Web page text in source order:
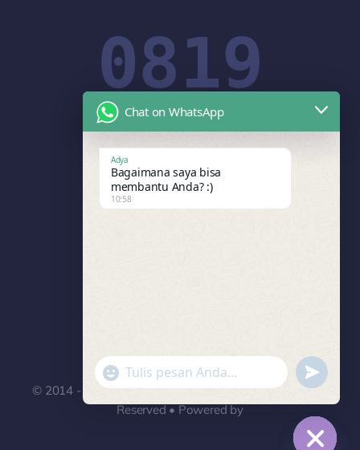
0819
1908
© 2014 - 2026PT. Adya Mitra Promosindo• All Rights
Reserved • Powered by
Chat on WhatsApp
Adya
Bagaimana saya bisa
membantu Anda? :)
10:58
"+chaty_settings.lang.emoji_picker+"
WhatsApp
Message
undefined